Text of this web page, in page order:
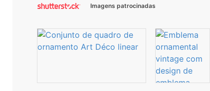
Imagens patrocinadas